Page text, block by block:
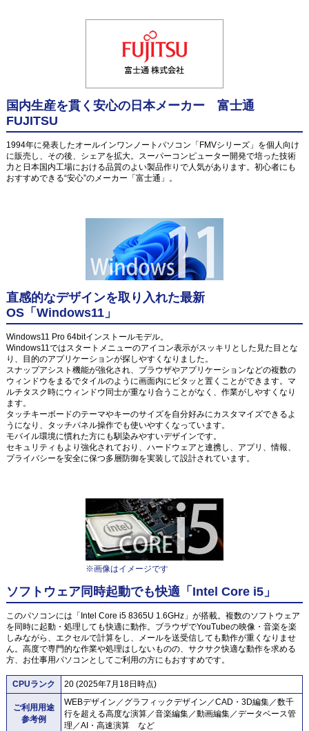
国内生産を貫く安心の日本メーカー 富士通
FUJITSU
1994年に発表したオールインワンノートパソコン「FMVシリーズ」を個人向け
に販売し、その後、シェアを拡大。スーパーコンピューター開発で培った技術
力と日本国内工場における品質のよい製品作りで人気があります。初心者にも
おすすめできる“安心”のメーカー「富士通」。
直感的なデザインを取り入れた最新
OS「Windows11」
Windows11 Pro 64bitインストールモデル。
Windows11ではスタートメニューのアイコン表示がスッキリとした見た目とな
り、目的のアプリケーションが探しやすくなりました。
スナップアシスト機能が強化され、ブラウザやアプリケーションなどの複数の
ウィンドウをまるでタイルのように画面内にピタッと置くことができます。マ
ルチタスク時にウィンドウ同士が重なり合うことがなく、作業がしやすくなり
ます。
タッチキーボードのテーマやキーのサイズを自分好みにカスタマイズできるよ
うになり、タッチパネル操作でも使いやすくなっています。
モバイル環境に慣れた方にも馴染みやすいデザインです。
セキュリティもより強化されており、ハードウェアと連携し、アプリ、情報、
プライバシーを安全に保つ多層防御を実装して設計されています。
※画像はイメージです
ソフトウェア同時起動でも快適「Intel Core i5」
このパソコンには「Intel Core i5 8365U 1.6GHz」が搭載。複数のソフトウェア
を同時に起動・処理しても快適に動作。ブラウザでYouTubeの映像・音楽を楽
しみながら、エクセルで計算をし、メールを送受信しても動作が重くなりませ
ん。高度で専門的な作業や処理はしないものの、サクサク快適な動作を求める
方、お仕事用パソコンとしてご利用の方にもおすすめです。
CPUランク 20 (2025年7月18日時点)
ご利用用途
参考例
WEBデザイン／グラフィックデザイン／CAD・3D編集／数千
行を超える高度な演算／音楽編集／動画編集／データベース管
理／AI・高速演算 など